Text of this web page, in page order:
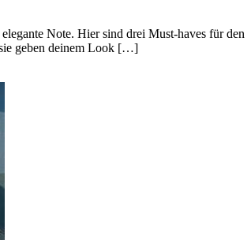
Note. Hier sind drei Must-haves für den
sie geben deinem Look […]